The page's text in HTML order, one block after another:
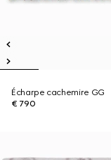
Écharpe cachemire GG
€ 790